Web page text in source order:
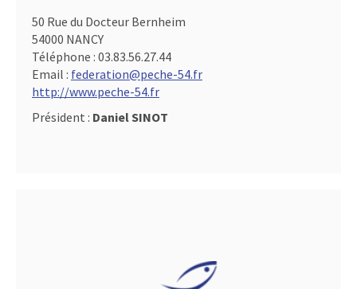
50 Rue du Docteur Bernheim
54000 NANCY
Téléphone : 03.83.56.27.44
Email : federation@peche-54.fr
http://www.peche-54.fr
Président : Daniel SINOT